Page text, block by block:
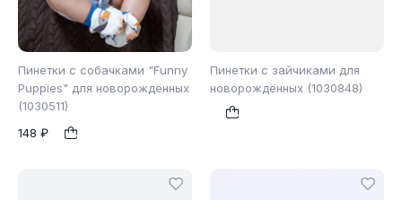
Пинетки с собачками "Funny
Puppies" для новорождённых
(1030511)
148 ₽
1
Пинетки с зайчиками для
новорождённых (1030848)
б/р